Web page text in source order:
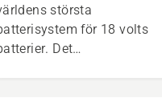
största
för 18 volts
Det